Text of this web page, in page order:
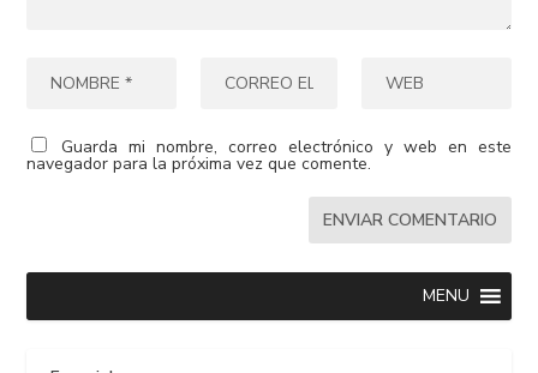
Guarda mi nombre, correo electrónico y web en este
navegador para la próxima vez que comente.
MENU